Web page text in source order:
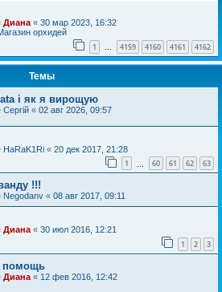
Диана « 30 мар 2023, 16:32
орхидей
1 … 4159 4160 4161 4162
Темы
і як я вирощую
Сергій « 02 авг 2026, 09:57
HaRaK1Ri « 20 дек 2017, 21:28
1 60 61 62 63
!!!
Negodanv « 08 авг 2017, 09:11
Диана « 30 июл 2016, 12:21
1 2 3
помощь
Диана « 12 фев 2016, 12:42